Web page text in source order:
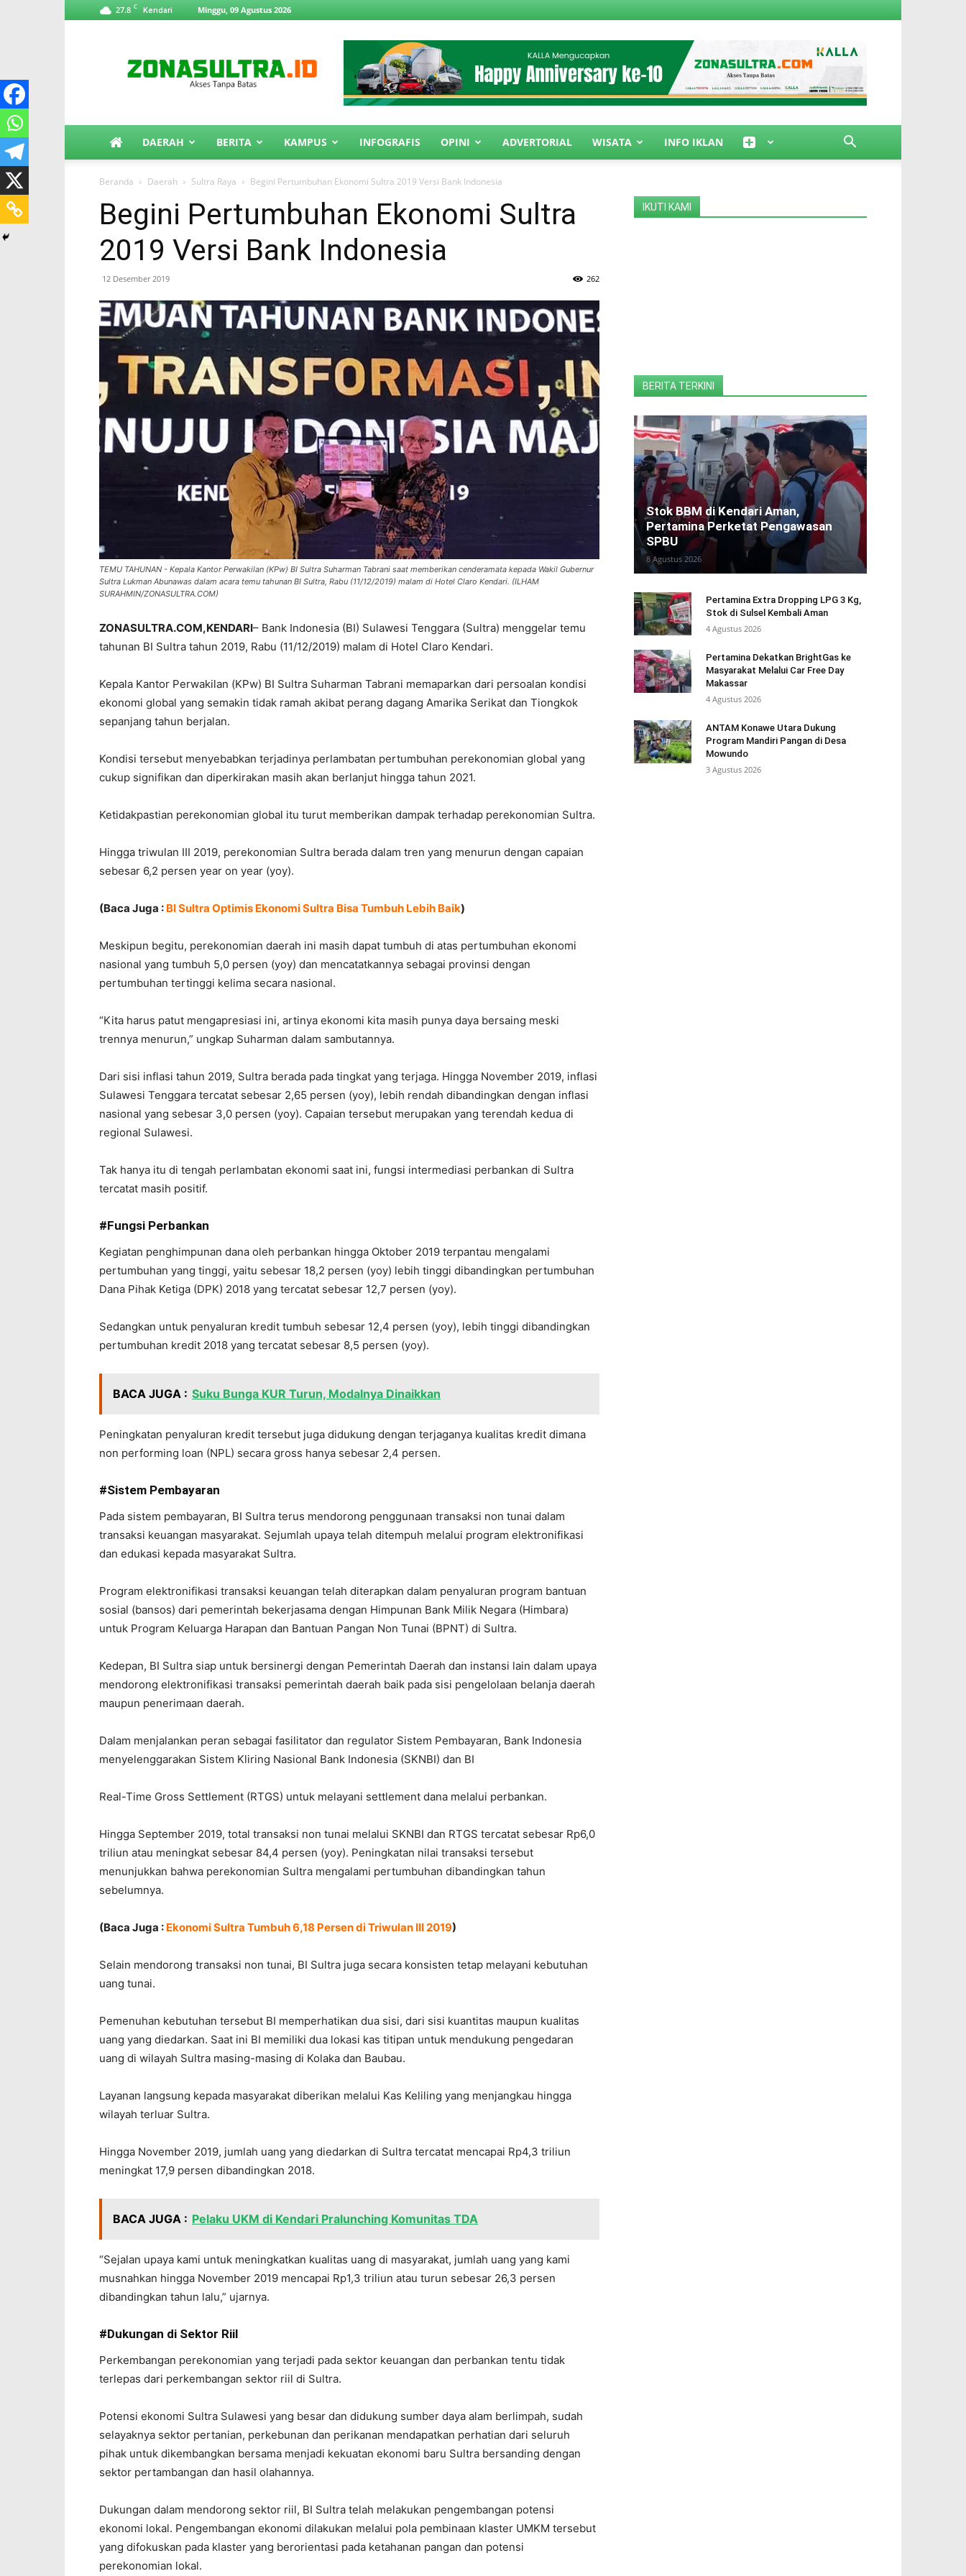
27.8 C Kendari Minggu, 09 Agustus 2026
DAERAH BERITA KAMPUS INFOGRAFIS OPINI ADVERTORIAL WISATA INFO IKLAN
Beranda Daerah Sultra Raya Begini Pertumbuhan Ekonomi Sultra 2019 Versi Bank Indonesia
Begini Pertumbuhan Ekonomi Sultra
2019 Versi Bank Indonesia
12 Desember 2019 262
TEMU TAHUNAN - Kepala Kantor Perwakilan (KPw) BI Sultra Suharman Tabrani saat memberikan cenderamata kepada Wakil Gubernur
Sultra Lukman Abunawas dalam acara temu tahunan BI Sultra, Rabu (11/12/2019) malam di Hotel Claro Kendari. (ILHAM
SURAHMIN/ZONASULTRA.COM)
ZONASULTRA.COM,KENDARI– Bank Indonesia (BI) Sulawesi Tenggara (Sultra) menggelar temu
tahunan BI Sultra tahun 2019, Rabu (11/12/2019) malam di Hotel Claro Kendari.
Kepala Kantor Perwakilan (KPw) BI Sultra Suharman Tabrani memaparkan dari persoalan kondisi
ekonomi global yang semakin tidak ramah akibat perang dagang Amarika Serikat dan Tiongkok
sepanjang tahun berjalan.
Kondisi tersebut menyebabkan terjadinya perlambatan pertumbuhan perekonomian global yang
cukup signifikan dan diperkirakan masih akan berlanjut hingga tahun 2021.
Ketidakpastian perekonomian global itu turut memberikan dampak terhadap perekonomian Sultra.
Hingga triwulan III 2019, perekonomian Sultra berada dalam tren yang menurun dengan capaian
sebesar 6,2 persen year on year (yoy).
(Baca Juga : BI Sultra Optimis Ekonomi Sultra Bisa Tumbuh Lebih Baik)
Meskipun begitu, perekonomian daerah ini masih dapat tumbuh di atas pertumbuhan ekonomi
nasional yang tumbuh 5,0 persen (yoy) dan mencatatkannya sebagai provinsi dengan
pertumbuhan tertinggi kelima secara nasional.
“Kita harus patut mengapresiasi ini, artinya ekonomi kita masih punya daya bersaing meski
trennya menurun,” ungkap Suharman dalam sambutannya.
Dari sisi inflasi tahun 2019, Sultra berada pada tingkat yang terjaga. Hingga November 2019, inflasi
Sulawesi Tenggara tercatat sebesar 2,65 persen (yoy), lebih rendah dibandingkan dengan inflasi
nasional yang sebesar 3,0 persen (yoy). Capaian tersebut merupakan yang terendah kedua di
regional Sulawesi.
Tak hanya itu di tengah perlambatan ekonomi saat ini, fungsi intermediasi perbankan di Sultra
tercatat masih positif.
#Fungsi Perbankan
Kegiatan penghimpunan dana oleh perbankan hingga Oktober 2019 terpantau mengalami
pertumbuhan yang tinggi, yaitu sebesar 18,2 persen (yoy) lebih tinggi dibandingkan pertumbuhan
Dana Pihak Ketiga (DPK) 2018 yang tercatat sebesar 12,7 persen (yoy).
Sedangkan untuk penyaluran kredit tumbuh sebesar 12,4 persen (yoy), lebih tinggi dibandingkan
pertumbuhan kredit 2018 yang tercatat sebesar 8,5 persen (yoy).
BACA JUGA : Suku Bunga KUR Turun, Modalnya Dinaikkan
Peningkatan penyaluran kredit tersebut juga didukung dengan terjaganya kualitas kredit dimana
non performing loan (NPL) secara gross hanya sebesar 2,4 persen.
#Sistem Pembayaran
Pada sistem pembayaran, BI Sultra terus mendorong penggunaan transaksi non tunai dalam
transaksi keuangan masyarakat. Sejumlah upaya telah ditempuh melalui program elektronifikasi
dan edukasi kepada masyarakat Sultra.
Program elektronifikasi transaksi keuangan telah diterapkan dalam penyaluran program bantuan
sosial (bansos) dari pemerintah bekerjasama dengan Himpunan Bank Milik Negara (Himbara)
untuk Program Keluarga Harapan dan Bantuan Pangan Non Tunai (BPNT) di Sultra.
Kedepan, BI Sultra siap untuk bersinergi dengan Pemerintah Daerah dan instansi lain dalam upaya
mendorong elektronifikasi transaksi pemerintah daerah baik pada sisi pengelolaan belanja daerah
maupun penerimaan daerah.
Dalam menjalankan peran sebagai fasilitator dan regulator Sistem Pembayaran, Bank Indonesia
menyelenggarakan Sistem Kliring Nasional Bank Indonesia (SKNBI) dan BI
Real-Time Gross Settlement (RTGS) untuk melayani settlement dana melalui perbankan.
Hingga September 2019, total transaksi non tunai melalui SKNBI dan RTGS tercatat sebesar Rp6,0
triliun atau meningkat sebesar 84,4 persen (yoy). Peningkatan nilai transaksi tersebut
menunjukkan bahwa perekonomian Sultra mengalami pertumbuhan dibandingkan tahun
sebelumnya.
(Baca Juga : Ekonomi Sultra Tumbuh 6,18 Persen di Triwulan III 2019)
Selain mendorong transaksi non tunai, BI Sultra juga secara konsisten tetap melayani kebutuhan
uang tunai.
Pemenuhan kebutuhan tersebut BI memperhatikan dua sisi, dari sisi kuantitas maupun kualitas
uang yang diedarkan. Saat ini BI memiliki dua lokasi kas titipan untuk mendukung pengedaran
uang di wilayah Sultra masing-masing di Kolaka dan Baubau.
Layanan langsung kepada masyarakat diberikan melalui Kas Keliling yang menjangkau hingga
wilayah terluar Sultra.
Hingga November 2019, jumlah uang yang diedarkan di Sultra tercatat mencapai Rp4,3 triliun
meningkat 17,9 persen dibandingkan 2018.
BACA JUGA : Pelaku UKM di Kendari Pralunching Komunitas TDA
“Sejalan upaya kami untuk meningkatkan kualitas uang di masyarakat, jumlah uang yang kami
musnahkan hingga November 2019 mencapai Rp1,3 triliun atau turun sebesar 26,3 persen
dibandingkan tahun lalu,” ujarnya.
#Dukungan di Sektor Riil
Perkembangan perekonomian yang terjadi pada sektor keuangan dan perbankan tentu tidak
terlepas dari perkembangan sektor riil di Sultra.
Potensi ekonomi Sultra Sulawesi yang besar dan didukung sumber daya alam berlimpah, sudah
selayaknya sektor pertanian, perkebunan dan perikanan mendapatkan perhatian dari seluruh
pihak untuk dikembangkan bersama menjadi kekuatan ekonomi baru Sultra bersanding dengan
sektor pertambangan dan hasil olahannya.
Dukungan dalam mendorong sektor riil, BI Sultra telah melakukan pengembangan potensi
ekonomi lokal. Pengembangan ekonomi dilakukan melalui pola pembinaan klaster UMKM tersebut
yang difokuskan pada klaster yang berorientasi pada ketahanan pangan dan potensi
perekonomian lokal.
IKUTI KAMI
BERITA TERKINI
Stok BBM di Kendari Aman,
Pertamina Perketat Pengawasan
SPBU
8 Agustus 2026
Pertamina Extra Dropping LPG 3 Kg,
Stok di Sulsel Kembali Aman
4 Agustus 2026
Pertamina Dekatkan BrightGas ke
Masyarakat Melalui Car Free Day
Makassar
4 Agustus 2026
ANTAM Konawe Utara Dukung
Program Mandiri Pangan di Desa
Mowundo
3 Agustus 2026